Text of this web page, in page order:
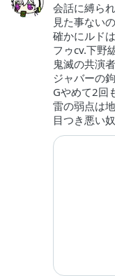
会話に縛ら
見た事ない
確かにルド
フゥcv.下野
鬼滅の共演
ジャバーの
Gやめて2回
雷の弱点は
目つき悪い